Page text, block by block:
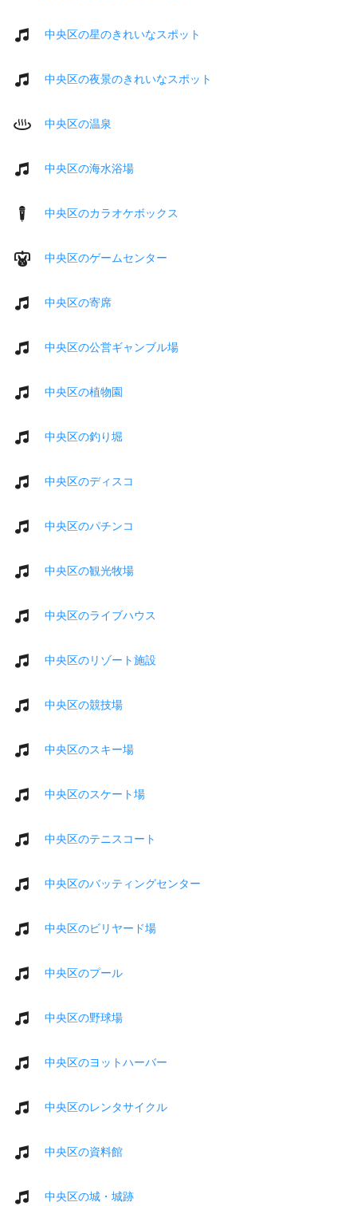
中央区の星のきれいなスポット
中央区の夜景のきれいなスポット
中央区の温泉
中央区の海水浴場
中央区のカラオケボックス
中央区のゲームセンター
中央区の寄席
中央区の公営ギャンブル場
中央区の植物園
中央区の釣り堀
中央区のディスコ
中央区のパチンコ
中央区の観光牧場
中央区のライブハウス
中央区のリゾート施設
中央区の競技場
中央区のスキー場
中央区のスケート場
中央区のテニスコート
中央区のバッティングセンター
中央区のビリヤード場
中央区のプール
中央区の野球場
中央区のヨットハーバー
中央区のレンタサイクル
中央区の資料館
中央区の城・城跡